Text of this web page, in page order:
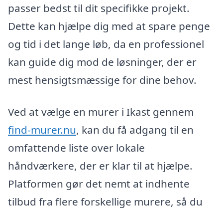
passer bedst til dit specifikke projekt.
Dette kan hjælpe dig med at spare penge
og tid i det lange løb, da en professionel
kan guide dig mod de løsninger, der er
mest hensigtsmæssige for dine behov.
Ved at vælge en murer i Ikast gennem
find-murer.nu, kan du få adgang til en
omfattende liste over lokale
håndværkere, der er klar til at hjælpe.
Platformen gør det nemt at indhente
tilbud fra flere forskellige murere, så du